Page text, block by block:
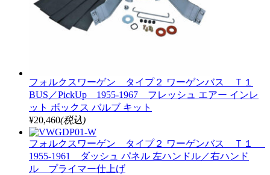
フォルクスワーゲン タイプ２ ワーゲンバス Ｔ１
BUS／PickUp 1955-1967 フレッシュ エアー インレ
ット ボックス バルブ キット
¥20,460(税込)
フォルクスワーゲン タイプ２ ワーゲンバス Ｔ１
1955-1961 ダッシュ パネル 左ハンドル／右ハンド
ル プライマー仕上げ